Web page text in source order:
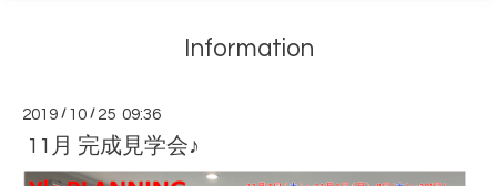
Information
2019 / 10 / 25 09:36
11月 完成見学会♪